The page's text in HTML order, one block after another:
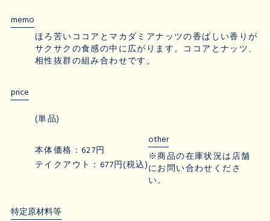
memo
ほろ苦いココアとマカダミアナッツの香ばしい香りが
サクサクの食感の中に広がります。ココアとナッツ、
相性抜群の組み合わせです。
price
(単品)
本体価格：627円
テイクアウト：677円(税込)
other
※商品の在庫状況は店舗
にお問い合わせくださ
い。
特定原材料等